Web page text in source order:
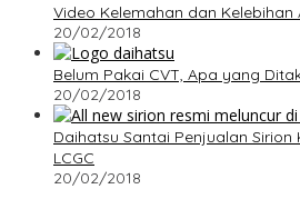
Video Kelemahan dan Kelebihan
20/02/2018
Belum Pakai CVT, Apa yang
20/02/2018
Daihatsu Santai Penjualan
LCGC
20/02/2018